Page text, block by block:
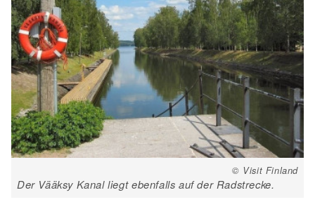
© Visit Finland
Der Vääksy Kanal liegt ebenfalls auf der Radstrecke.